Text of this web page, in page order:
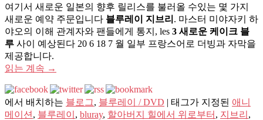
여기서 새로운 일본의 향후 릴리스를 불러올 수있는 몇 가지
새로운 예약 주문입니다 블루레이 지브리 . 마스터 미야자키 하
야오의 이해 관계자와 팬들에게 통지, les 3 새로운 케이크 블
루 사이 예상된다 20 6 18 7 월 일부 프랑스어로 더빙과 자막을
제공합니다.
읽는 계속 →
에서 배치하는 블로그, 블루레이 / DVD | 태그가 지정된 애니
메이션 , 블루레이 , bluray, 할아버지 힐에서 위로부터 , 지브리 ,